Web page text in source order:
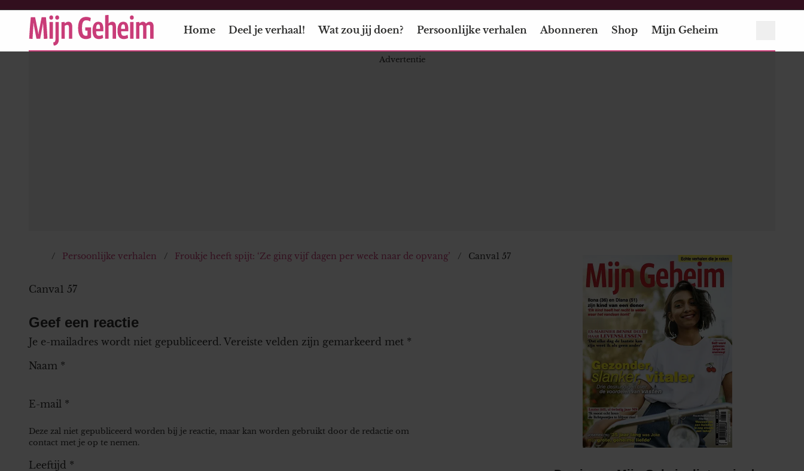
Home Deel je verhaal! Wat zou jij doen? Persoonlijke verhalen Abonneren Shop Mijn Geheim
Persoonlijke verhalen Froukje heeft spijt: ‘Ze ging vijf dagen per week naar de opvang’ Canva1 57
Canva1 57
Geef een reactie
Je e-mailadres wordt niet gepubliceerd. Vereiste velden zijn gemarkeerd met *
Naam *
E-mail *
Deze zal niet gepubliceerd worden bij je reactie, maar kan worden gebruikt door de redactie om
contact met je op te nemen.
Leeftijd *